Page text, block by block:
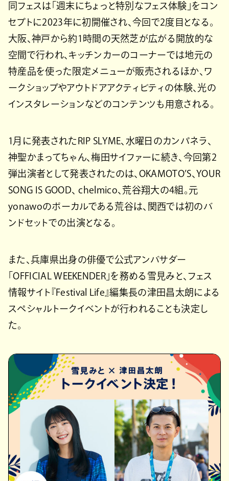
同フェスは「週末にちょっと特別なフェス体験」をコン
セプトに2023年に初開催され、今回で2度目となる。
大阪、神戸から約1時間の天然芝が広がる開放的な
空間で行われ、キッチンカーのコーナーでは地元の
特産品を使った限定メニューが販売されるほか、ワ
ークショップやアウトドアアクティビティの体験、光の
インスタレーションなどのコンテンツも用意される。
1月に発表されたRIP SLYME、水曜日のカンパネラ、
神聖かまってちゃん、梅田サイファーに続き、今回第2
弾出演者として発表されたのは、OKAMOTO’S、YOUR
SONG IS GOOD、 chelmico、荒谷翔大の4組。元
yonawoのボーカルである荒谷は、関西では初のバ
ンドセットでの出演となる。
また、兵庫県出身の俳優で公式アンバサダー
「OFFICIAL WEEKENDER」を務める雪見みと、フェス
情報サイト『Festival Life』編集長の津田昌太朗による
スペシャルトークイベントが行われることも決定し
た。